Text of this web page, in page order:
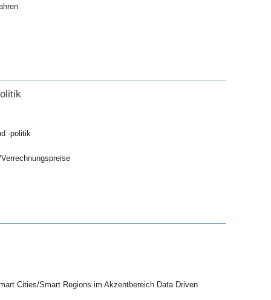
-politik
Cities/Smart Regions im Akzentbereich Data Driven